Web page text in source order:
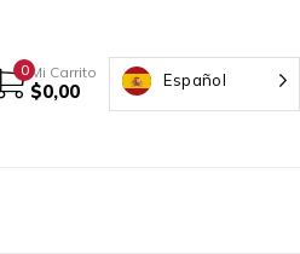
0 Mi Carrito
$0,00
Español